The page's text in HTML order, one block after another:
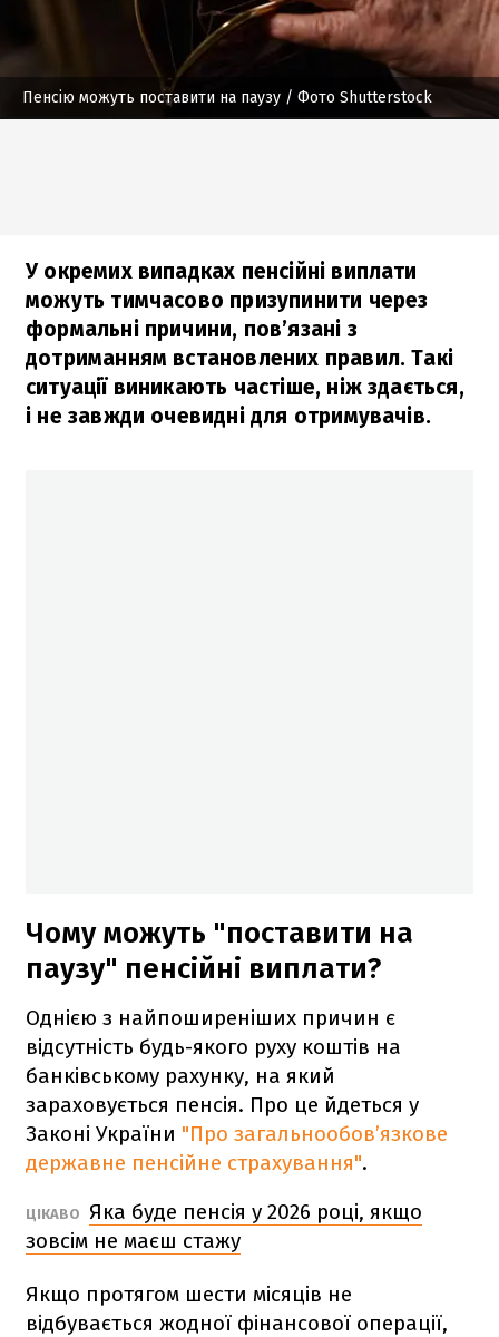
Пенсію можуть поставити на паузу / Фото Shutterstock
У окремих випадках пенсійні виплати
можуть тимчасово призупинити через
формальні причини, пов’язані з
дотриманням встановлених правил. Такі
ситуації виникають частіше, ніж здається,
і не завжди очевидні для отримувачів.
Чому можуть "поставити на
паузу" пенсійні виплати?
Однією з найпоширеніших причин є
відсутність будь-якого руху коштів на
банківському рахунку, на який
зараховується пенсія. Про це йдеться у
Законі України "Про загальнообов’язкове
державне пенсійне страхування".
ЦІКАВО
Яка буде пенсія у 2026 році, якщо
зовсім не маєш стажу
Якщо протягом шести місяців не
відбувається жодної фінансової операції,